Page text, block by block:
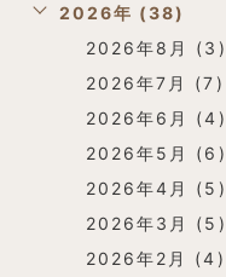
2026年 (38)
2026年8月 (3)
2026年7月 (7)
2026年6月 (4)
2026年5月 (6)
2026年4月 (5)
2026年3月 (5)
2026年2月 (4)